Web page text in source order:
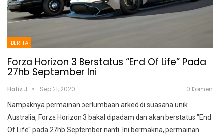
BERITA
Forza Horizon 3 Berstatus “End Of Life” Pada
27hb September Ini
Hafiz J Sep 21, 2020 0 Komen
Nampaknya permainan perlumbaan arked di suasana unik
Australia, Forza Horizon 3 bakal dipadam dan akan berstatus "End
Of Life" pada 27hb September nanti.
Ini bermakna, permainan